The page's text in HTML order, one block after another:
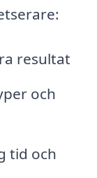
resultat
och
tid och